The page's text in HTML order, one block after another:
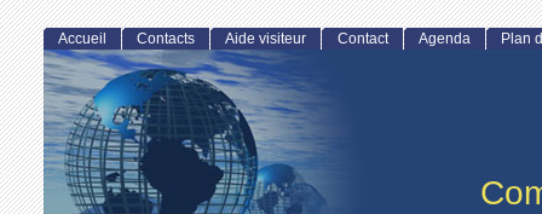
Accueil Contacts Aide visiteur Contact Agenda Plan